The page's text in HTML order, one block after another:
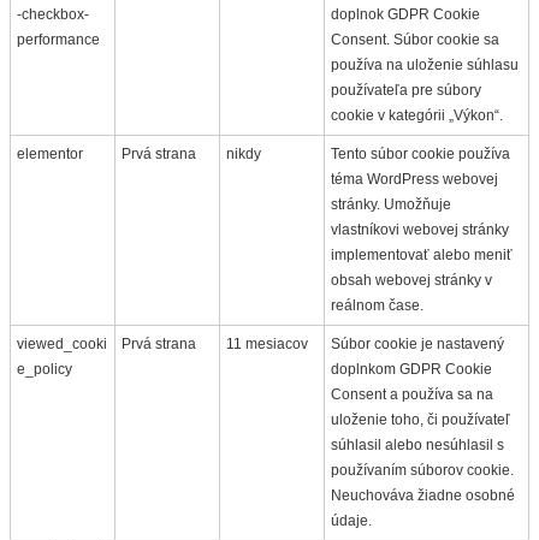
-checkbox-
performance
doplnok GDPR Cookie
Consent. Súbor cookie sa
používa na uloženie súhlasu
používateľa pre súbory
cookie v kategórii „Výkon“.
elementor Prvá strana nikdy
Tento súbor cookie používa
téma WordPress webovej
stránky. Umožňuje
vlastníkovi webovej stránky
implementovať alebo meniť
obsah webovej stránky v
reálnom čase.
viewed_cooki
e_policy
Prvá strana 11 mesiacov
Súbor cookie je nastavený
doplnkom GDPR Cookie
Consent a používa sa na
uloženie toho, či používateľ
súhlasil alebo nesúhlasil s
používaním súborov cookie.
Neuchováva žiadne osobné
údaje.